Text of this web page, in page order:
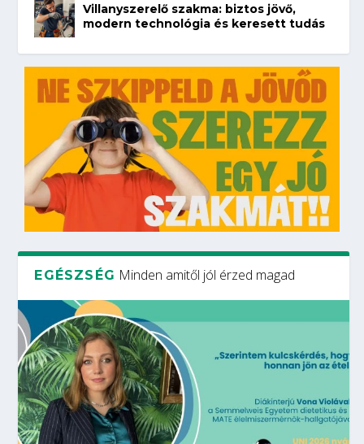
Villanyszerelő szakma: biztos jövő,
modern technológia és keresett tudás
EGÉSZSÉG Minden amitől jól érzed magad